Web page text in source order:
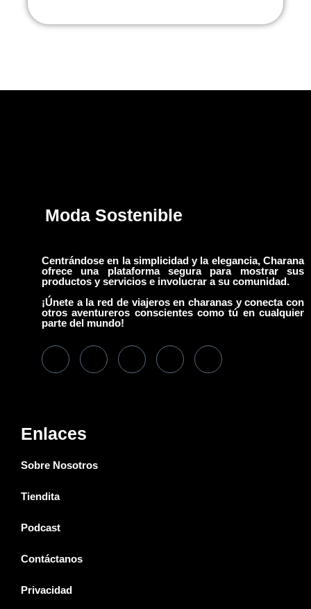
Moda Sostenible
Centrándose en la simplicidad y la elegancia, Charana
ofrece una plataforma segura para mostrar sus
productos y servicios e involucrar a su comunidad.
¡Únete a la red de viajeros en charanas y conecta con
otros aventureros conscientes como tú en cualquier
parte del mundo!
Enlaces
Sobre Nosotros
Tiendita
Podcast
Contáctanos
Privacidad